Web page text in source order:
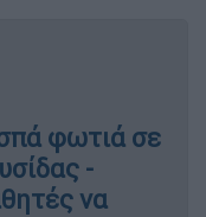
φωτιά σε
-
να